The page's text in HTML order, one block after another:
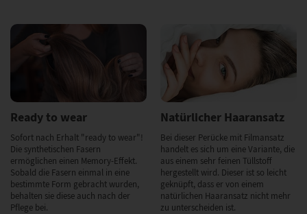
Ready to wear
Sofort nach Erhalt "ready to wear"!
Die synthetischen Fasern
ermöglichen einen Memory-Effekt.
Sobald die Fasern einmal in eine
bestimmte Form gebracht wurden,
behalten sie diese auch nach der
Pflege bei.
Natürlicher Haaransatz
Bei dieser Perücke mit Filmansatz
handelt es sich um eine Variante, die
aus einem sehr feinen Tüllstoff
hergestellt wird. Dieser ist so leicht
geknüpft, dass er von einem
natürlichen Haaransatz nicht mehr
zu unterscheiden ist.